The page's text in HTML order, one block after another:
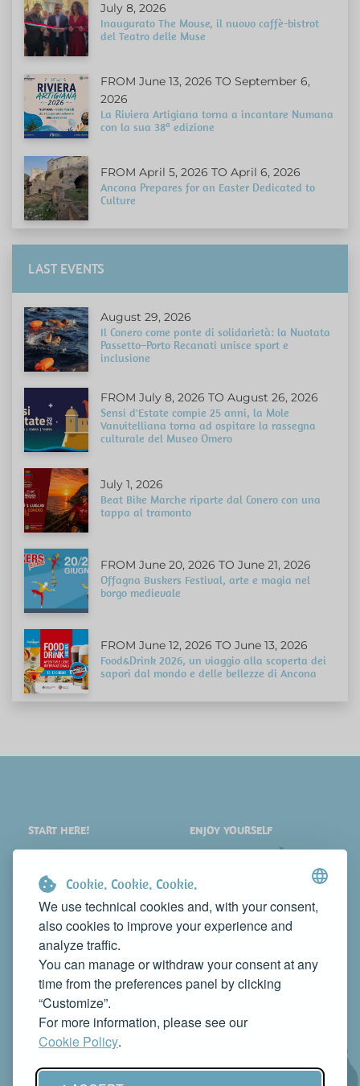
Cookie. Cookie. Cookie.
We use technical cookies and, with your consent,
also cookies to improve your experience and
analyze traffic.
You can manage or withdraw your consent at any
time from the preferences panel by clicking
“Customize”.
For more information, please see our
Cookie Policy.
July 8, 2026
Inaugurato The Mouse, il nuovo caffè-bistrot
del Teatro delle Muse
FROM June 13, 2026 TO September 6,
2026
La Riviera Artigiana torna a incantare Numana
con la sua 38ª edizione
FROM April 5, 2026 TO April 6, 2026
Ancona Prepares for an Easter Dedicated to
Culture
LAST EVENTS
August 29, 2026
Il Conero come ponte di solidarietà: la Nuotata
Passetto–Porto Recanati unisce sport e
inclusione
FROM July 8, 2026 TO August 26, 2026
Sensi d'Estate compie 25 anni, la Mole
Vanvitelliana torna ad ospitare la rassegna
culturale del Museo Omero
July 1, 2026
Beat Bike Marche riparte dal Conero con una
tappa al tramonto
FROM June 20, 2026 TO June 21, 2026
Offagna Buskers Festival, arte e magia nel
borgo medievale
FROM June 12, 2026 TO June 13, 2026
Food&Drink 2026, un viaggio alla scoperta dei
sapori dal mondo e delle bellezze di Ancona
START HERE!
WHAT TO SEE
WHERE TO STAY
WHERE TO EAT
ENJOY YOURSELF
EVENTS
NEWS
WEB TV
CONTACTS
PROMOTE YOUR BUSINESS
CONTACT US TO FEATURE IT ON THIS WEBSITE
info@rivieradelconero.tv